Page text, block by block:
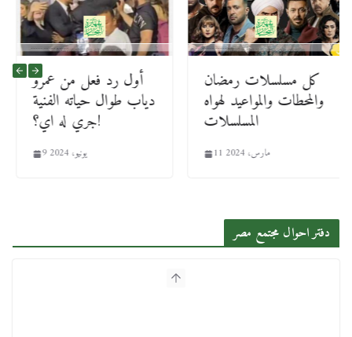
أول رد فعل من عمرو
دياب طوال حياته الفنية
جري له اي؟!
9 يونيو، 2024
كل مسلسلات رمضان
والمحطات والمواعيد لهواه
المسلسلات
11 مارس، 2024
دفتر احوال مجتمع مصر